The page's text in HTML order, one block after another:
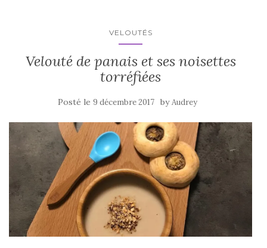
VELOUTÉS
Velouté de panais et ses noisettes
torréfiées
Posté le 9 décembre 2017 byAudrey